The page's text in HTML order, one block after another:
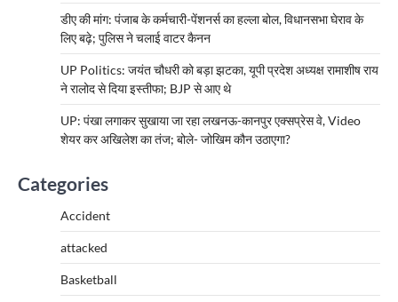
डीए की मांग: पंजाब के कर्मचारी-पेंशनर्स का हल्ला बोल, विधानसभा घेराव के
लिए बढ़े; पुलिस ने चलाई वाटर कैनन
UP Politics: जयंत चौधरी को बड़ा झटका, यूपी प्रदेश अध्यक्ष रामाशीष राय
ने रालोद से दिया इस्तीफा; BJP से आए थे
UP: पंखा लगाकर सुखाया जा रहा लखनऊ-कानपुर एक्सप्रेस वे, Video
शेयर कर अखिलेश का तंज; बोले- जोखिम कौन उठाएगा?
Categories
Accident
attacked
Basketball